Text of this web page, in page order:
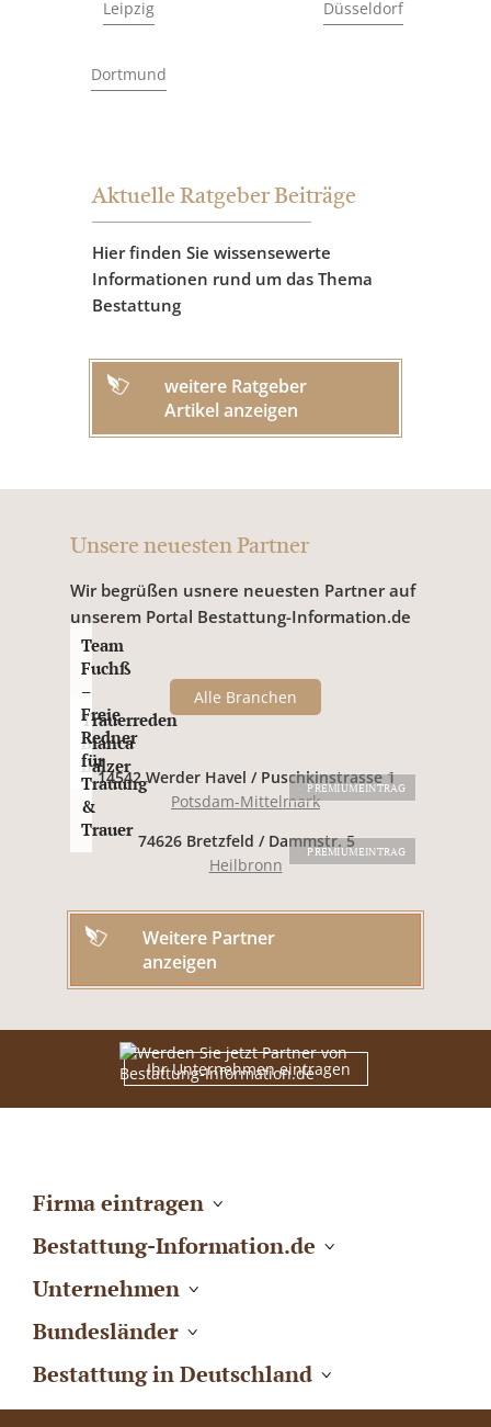
Leipzig Düsseldorf
Dortmund
Aktuelle Ratgeber Beiträge
Hier finden Sie wissensewerte
Informationen rund um das Thema
Bestattung
weitere Ratgeber
Artikel anzeigen
Unsere neuesten Partner
Wir begrüßen usnere neuesten Partner auf
unserem Portal Bestattung-Information.de
Alle Branchen
PREMIUMEINTRAG
Trauerreden
Bianca
Balzer
14542 Werder Havel / Puschkinstrasse 1
Potsdam-Mittelmark
PREMIUMEINTRAG
Team
Fuchß
–
Freie
Redner
für
Trauung
&
Trauer
74626 Bretzfeld / Dammstr. 5
Heilbronn
Weitere Partner
anzeigen
Ihr Unternehmen eintragen
Firma eintragen
Bestattung-Information.de
Unternehmen
Bundesländer
Bestattung in Deutschland